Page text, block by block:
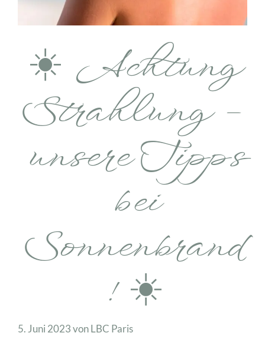
☀️ Achtung
Strahlung –
unsere Tipps
bei
Sonnenbrand
! ☀️
5. Juni 2023vonLBC Paris